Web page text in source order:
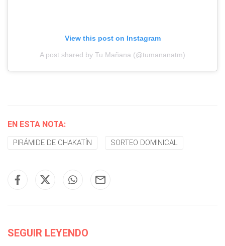
View this post on Instagram
A post shared by Tu Mañana (@tumananatm)
EN ESTA NOTA:
PIRÁMIDE DE CHAKATÍN SORTEO DOMINICAL
SEGUIR LEYENDO